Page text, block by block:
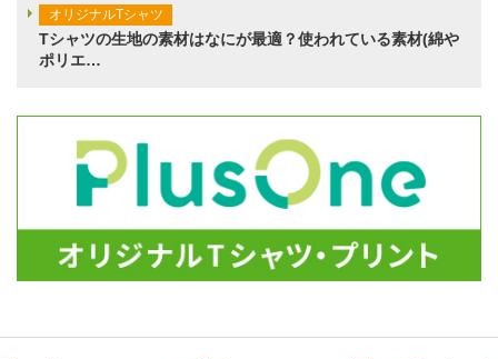
オリジナルTシャツ
Tシャツの生地の素材はなにが最適？使われている素材(綿や
ポリエ…